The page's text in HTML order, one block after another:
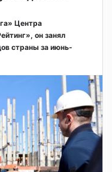
Центра
он занял
страны за июнь-